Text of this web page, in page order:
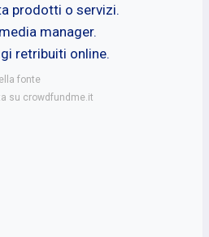
prodotti o servizi.
manager.
retribuiti online.
fonte
su crowdfundme.it